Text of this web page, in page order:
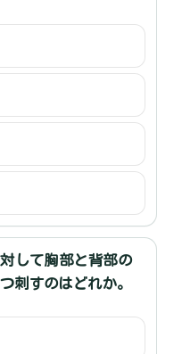
して胸部と背部の
刺すのはどれか。